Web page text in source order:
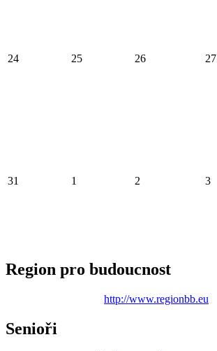
24 25 26 27
31 1 2 3
Region pro budoucnost
http://www.regionbb.eu
Senioři